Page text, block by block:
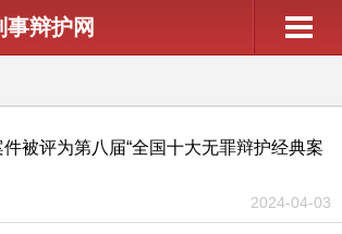
事辩护网
被评为第八届“全国十大无罪辩护经典案
2024-04-03